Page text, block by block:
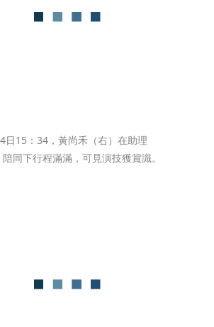
日15：34，黃尚禾（右）在助理
陪同下行程滿滿，可見演技獲賞識。